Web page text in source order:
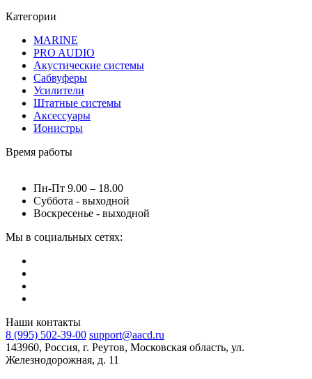
Категории
MARINE
PRO AUDIO
Акустические системы
Сабвуферы
Усилители
Штатные системы
Аксессуары
Ионистры
Время работы
Пн-Пт 9.00 – 18.00
Суббота - выходной
Воскресенье - выходной
Мы в социальных сетях:
Наши контакты
8 (995) 502-39-00 support@aacd.ru
143960, Россия, г. Реутов, Московская область, ул.
Железнодорожная, д. 11